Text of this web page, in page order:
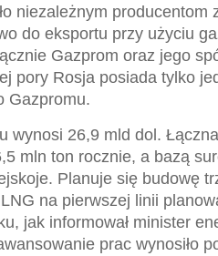
niezależnym producentom
do eksportu przy użyciu
Gazprom oraz jego
pory Rosja posiada tylko
Gazpromu.
wynosi 26,9 mld dol.
mln ton rocznie, a bazą
Planuje się budowę
na pierwszej linii
jak informował minister
prac wynosiło